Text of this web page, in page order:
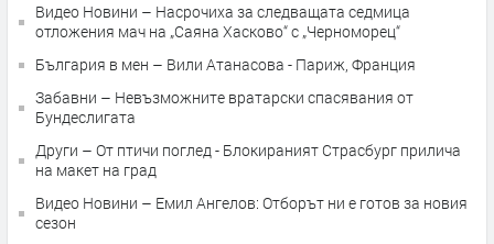
Видео Новини – Насрочиха за следващата седмица
отложения мач на „Саяна Хасково“ с „Черноморец“
България в мен – Вили Атанасова - Париж, Франция
Забавни – Невъзможните вратарски спасявания от
Бундеслигата
Други – От птичи поглед - Блокираният Страсбург прилича
на макет на град
Видео Новини – Емил Ангелов: Отборът ни е готов за новия
сезон